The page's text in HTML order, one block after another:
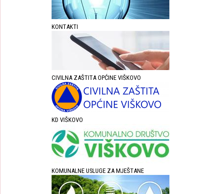
KONTAKTI
CIVILNA ZAŠTITA OPĆINE VIŠKOVO
KD VIŠKOVO
KOMUNALNE USLUGE ZA MJEŠTANE